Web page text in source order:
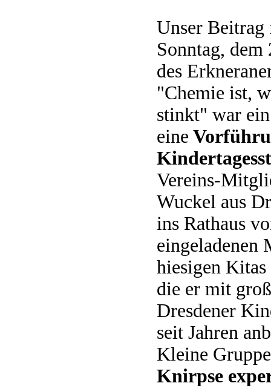
Unser
Sonntag,
des
"Chemie ist,
stinkt" war
eine
Vereins-
Wuckel aus
ins Rathaus
eingeladenen
hiesigen
die er mit
Dresdener
seit Jahren
Kleine
Knirpse